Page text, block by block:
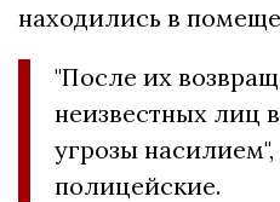
находились в
"После их
неизвестных лиц
угрозы
полицейские.